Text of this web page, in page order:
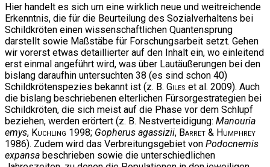
Hier handelt es sich um eine wirklich neue und weitreichende
Erkenntnis, die für die Beurteilung des Sozialverhaltens bei
Schildkröten einen wissenschaftlichen Quantensprung
darstellt sowie Maßstäbe für Forschungsarbeit setzt. Gehen
wir vorerst etwas detaillierter auf den Inhalt ein, wo einleitend
erst einmal angeführt wird, was über Lautäußerungen bei den
bislang daraufhin untersuchten 38 (es sind schon 40)
Schildkrötenspezies bekannt ist (z. B. Giles et al. 2009). Auch
die bislang beschriebenen elterlichen Fürsorgestrategien bei
Schildkröten, die sich meist auf die Phase vor dem Schlupf
beziehen, werden erörtert (z. B. Nestverteidigung: Manouria
emys, Kuchling 1998; Gopherus agassizii, Barret & Humphrey
1986). Zudem wird das Verbreitungsgebiet von Podocnemis
expansa beschrieben sowie die unterschiedlichen